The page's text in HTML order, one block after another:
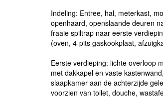
Indeling: Entree, hal, meterkast,
openhaard, openslaande deuren
fraaie spiltrap naar eerste
(oven, 4-pits gaskookplaat,
Eerste verdieping: lichte overloop
met dakkapel en vaste
slaapkamer aan de achterzijde
voorzien van toilet, douche,